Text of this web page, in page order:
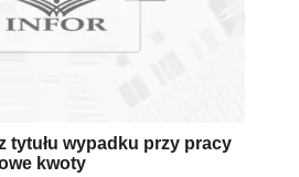
tytułu wypadku przy pracy
kwoty